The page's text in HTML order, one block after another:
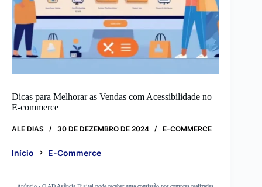
Dicas para Melhorar as Vendas com Acessibilidade no
E-commerce
ALE DIAS 30 DE DEZEMBRO DE 2024 E-COMMERCE
Início E-Commerce